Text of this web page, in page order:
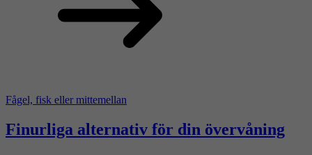
Fågel, fisk eller mittemellan
Finurliga alternativ för din övervåning